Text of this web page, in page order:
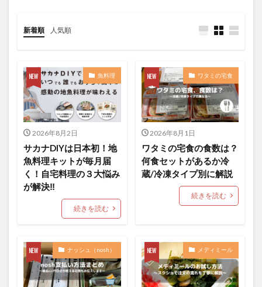
新着順 人気順
魚料理
2026年8月2日
サカナDIYは日本初！地
魚料理キットが毎月届
く！自宅料理の３大悩み
が解決‼︎
続きを読む
ワタミの宅食
2026年8月1日
ワタミの宅食の食数は？
何食セットがあるか冷
蔵/冷凍タイプ別に解説
続きを読む
ナッシュ（nosh） メディミール